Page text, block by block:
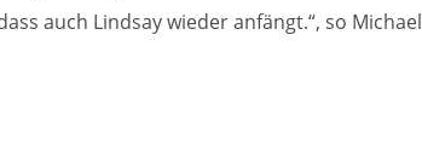
auch Lindsay wieder anfängt.“, so Michael